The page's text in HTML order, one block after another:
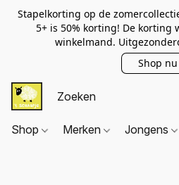
Stapelkorting op de
5+ is 50% korting! De korting
winkelmand.
Shop nu
Shop Merken Jongens